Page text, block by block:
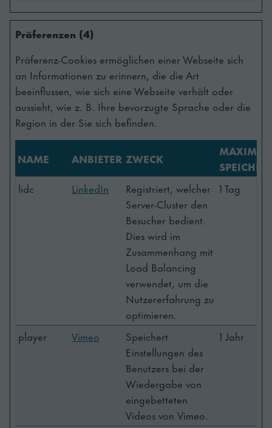
Präferenzen (4)
Präferenz-Cookies ermöglichen einer Webseite sich
an Informationen zu erinnern, die die Art
beeinflussen, wie sich eine Webseite verhält oder
aussieht, wie z. B. Ihre bevorzugte Sprache oder die
Region in der Sie sich befinden.
NAME ANBIETER ZWECK
lidc
LinkedIn
Registriert, welcher
Server-Cluster den
Besucher bedient.
Dies wird im
Zusammenhang mit
Load Balancing
verwendet, um die
Nutzererfahrung zu
optimieren.
1 Tag
player Vimeo
Speichert
Einstellungen des
Benutzers bei der
Wiedergabe von
eingebetteten
Videos von Vimeo.
1 Jahr